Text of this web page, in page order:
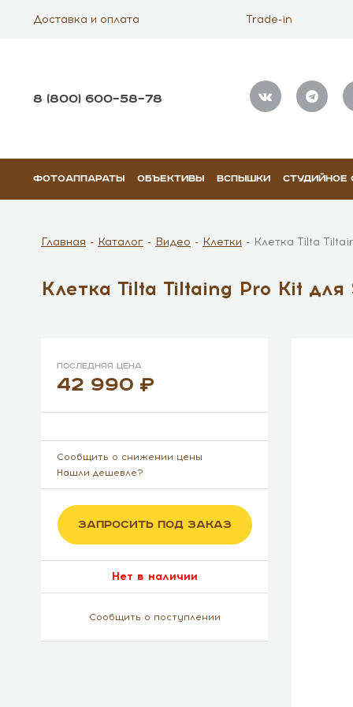
Доставка и оплата Trade-in
8 (800) 600–58–78
ФОТОАППАРАТЫ ОБЪЕКТИВЫ ВСПЫШКИ СТУДИЙНОЕ
Главная Каталог Видео Клетки Клетка Tilta
Клетка Tilta Tiltaing Pro Kit
Последняя цена
42 990
Сообщить о снижении цены
Нашли дешевле?
ЗАПРОСИТЬ ПОД ЗАКАЗ
Нет в наличии
Сообщить о поступлении